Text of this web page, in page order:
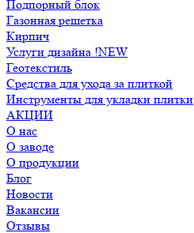
Подпорный блок
Газонная решетка
Кирпич
Услуги дизайна !NEW
Геотекстиль
Средства для ухода за плиткой
Инструменты для укладки плитки
АКЦИИ
О нас
О заводе
О продукции
Блог
Новости
Вакансии
Отзывы